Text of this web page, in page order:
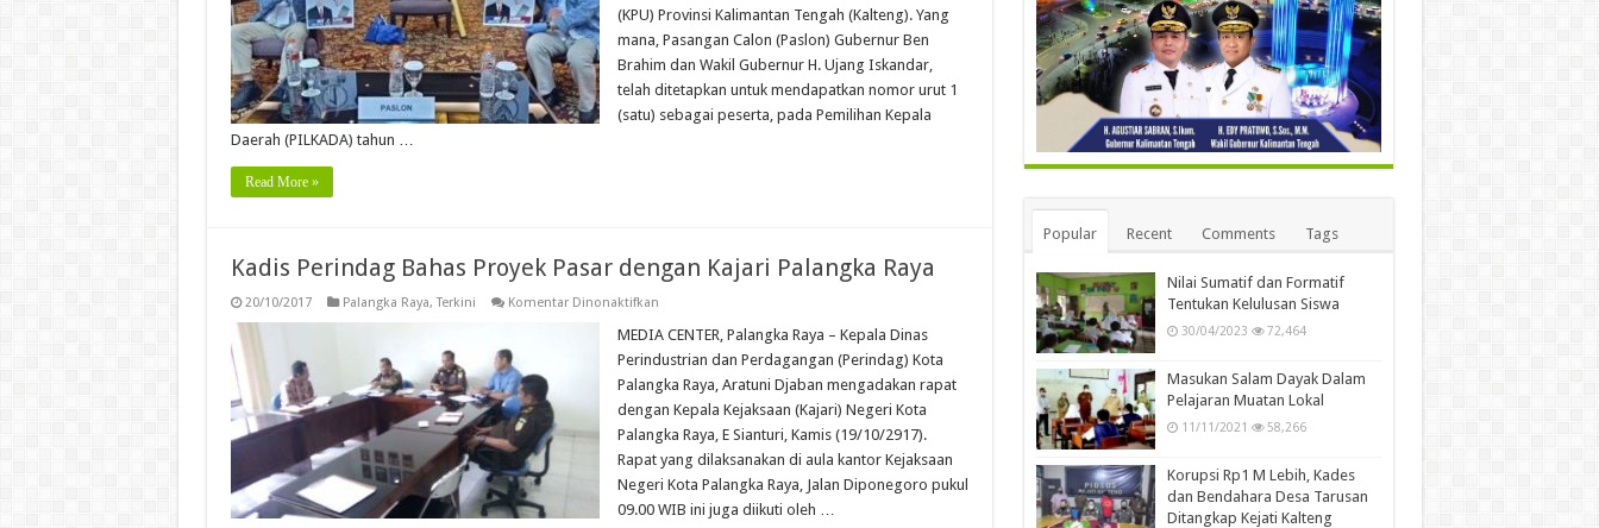
(KPU) Provinsi Kalimantan Tengah (Kalteng). Yang
mana, Pasangan Calon (Paslon) Gubernur Ben
Brahim dan Wakil Gubernur H. Ujang Iskandar,
telah ditetapkan untuk mendapatkan nomor urut 1
(satu) sebagai peserta, pada Pemilihan Kepala
Daerah (PILKADA) tahun …
Read More »
Kadis Perindag Bahas Proyek Pasar dengan Kajari Palangka Raya
20/10/2017 Palangka Raya,Terkini Komentar Dinonaktifkanpada
Perindag
Proyek
Pasar
dengan
Kajari
Raya
MEDIA CENTER, Palangka Raya – Kepala Dinas
Perindustrian dan Perdagangan (Perindag) Kota
Palangka Raya, Aratuni Djaban mengadakan rapat
dengan Kepala Kejaksaan (Kajari) Negeri Kota
Palangka Raya, E Sianturi, Kamis (19/10/2917).
Rapat yang dilaksanakan di aula kantor Kejaksaan
Negeri Kota Palangka Raya, Jalan Diponegoro pukul
09.00 WIB ini juga diikuti oleh …
Popular Recent Comments Tags
Nilai Sumatif dan Formatif
Tentukan Kelulusan Siswa
30/04/2023 72,464
Masukan Salam Dayak Dalam
Pelajaran Muatan Lokal
11/11/2021 58,266
Korupsi Rp1 M Lebih, Kades
dan Bendahara Desa Tarusan
Ditangkap Kejati Kalteng